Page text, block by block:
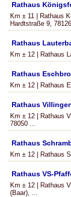
Rathaus
Km ± 11 | Rathaus
Hardtstraße 9,
Rathaus
Km ± 12 | Rathaus
Rathaus
Km ± 12 | Rathaus
Rathaus
Km ± 12 | Rathaus
78050 ...
Rathaus
Km ± 12 | Rathaus
Rathaus VS-
Km ± 12 | Rathaus
(Baar), ...